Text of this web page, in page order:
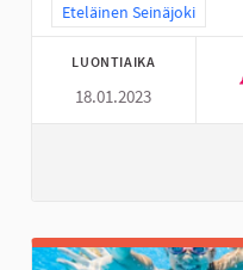
Rajaa tulokset teeman
Eteläinen Seinäjoki
LUONTIAIKA
18.01.2023